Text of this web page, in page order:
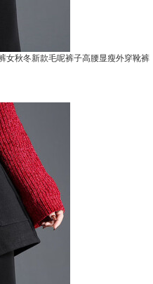
女秋冬新款毛呢裤子高腰显瘦外穿靴裤